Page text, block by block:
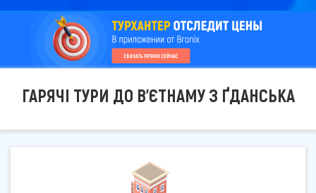
ГАРЯЧІ ТУРИ ДО В'ЄТНАМУ З ҐДАНСЬКА